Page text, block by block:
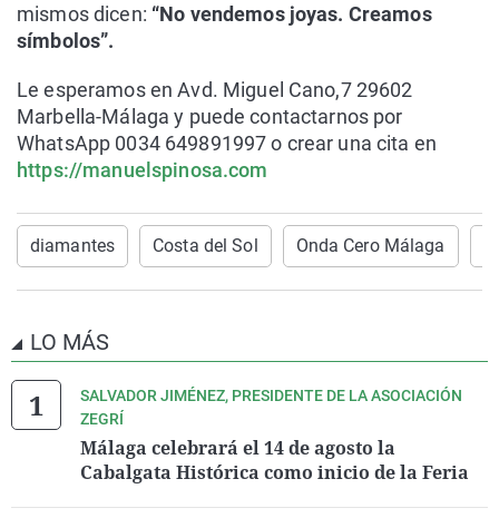
mismos dicen: “No vendemos joyas. Creamos
símbolos”.
Le esperamos en Avd. Miguel Cano,7 29602
Marbella-Málaga y puede contactarnos por
WhatsApp 0034 649891997 o crear una cita en
https://manuelspinosa.com
diamantes Costa del Sol Onda Cero Málaga
LO MÁS
SALVADOR JIMÉNEZ, PRESIDENTE DE LA ASOCIACIÓN
ZEGRÍ
Málaga celebrará el 14 de agosto la
Cabalgata Histórica como inicio de la Feria